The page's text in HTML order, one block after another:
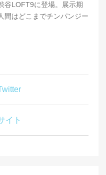
谷LOFT9に登場。展示期
間はどこまでチンパンジー
イト